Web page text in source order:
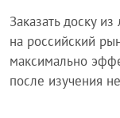
Заказать доску
на российский
максимально
после изучения